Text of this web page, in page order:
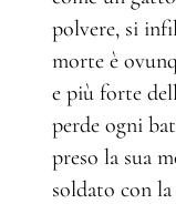
polvere, si
morte è
e più forte
perde ogni
preso la sua
soldato con